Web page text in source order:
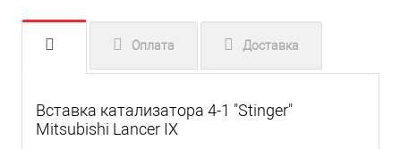
Оплата Доставка
Вставка катализатора 4-1 "Stinger"
Mitsubishi Lancer IX